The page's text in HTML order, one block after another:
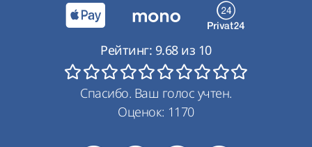
Рейтинг: 9.68из 10
Спасибо. Ваш голос учтен.
Оценок: 1170